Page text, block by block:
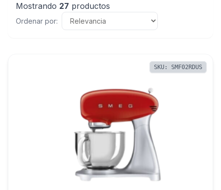
Mostrando 27 productos
Ordenar por:
SKU: SMF02RDUS